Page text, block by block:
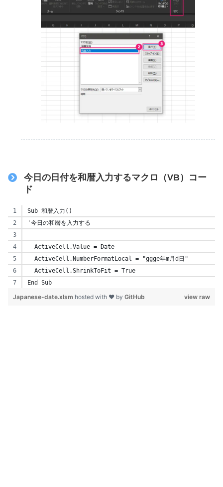
今日の日付を和暦入力するマクロ （VB）コー
ド
Sub 和暦入力()
'今日の和暦を入力する
  ActiveCell.Value = Date
  ActiveCell.NumberFormatLocal = "ggge年m月d日"
  ActiveCell.ShrinkToFit = True
End Sub
view raw
Japanese-date.xlsm hosted with ❤ by GitHub